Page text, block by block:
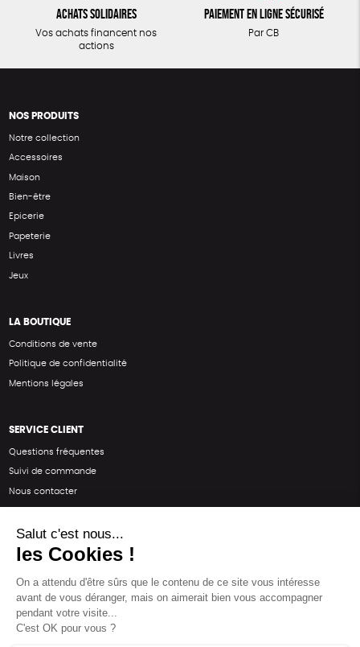
Achats solidaires
Vos achats financent nos
actions
Paiement en ligne sécurisé
Par CB
NOS PRODUITS
Notre collection
Accessoires
Maison
Bien-être
Epicerie
Papeterie
Livres
Jeux
LA BOUTIQUE
Conditions de vente
Politique de confidentialité
Mentions légales
SERVICE CLIENT
Questions fréquentes
Suivi de commande
Nous contacter
SUIVEZ-NOUS